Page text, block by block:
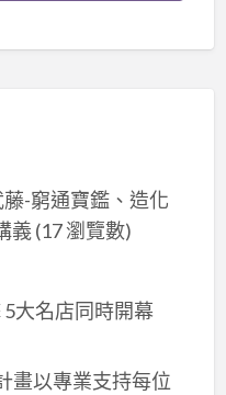
-窮通寶鑑、造化
義 (17 瀏覽數)
大名店同時開幕
畫以專業支持每位